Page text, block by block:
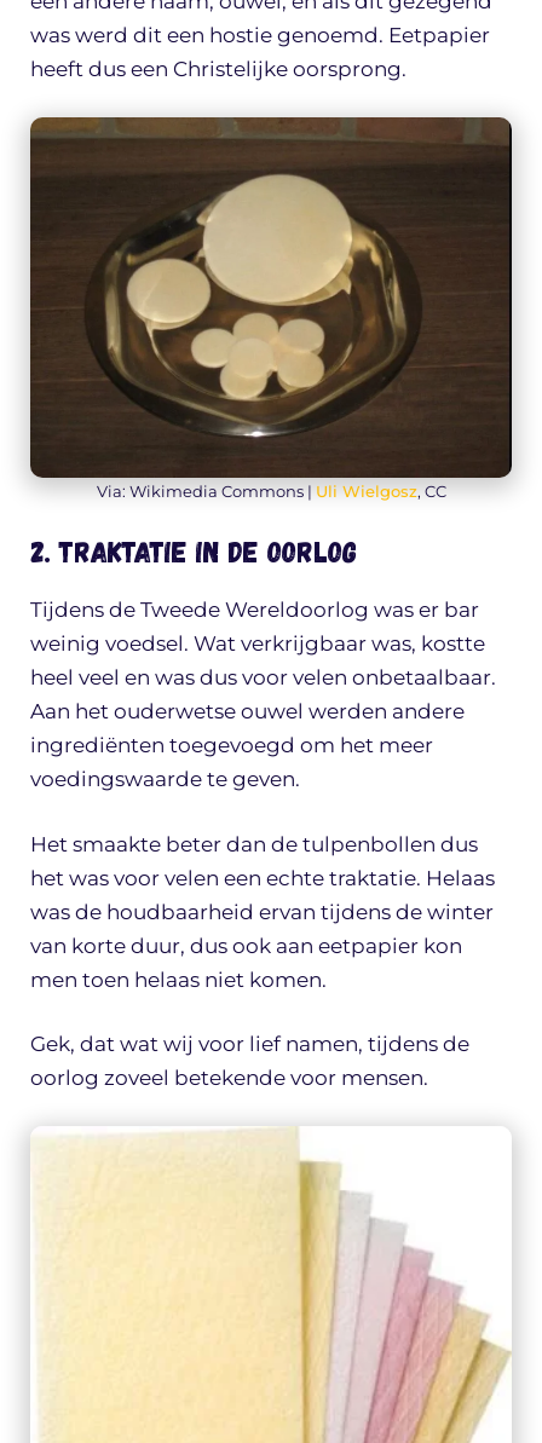
was werd dit een hostie genoemd. Eetpapier
heeft dus een Christelijke oorsprong.
Via: Wikimedia Commons | Uli Wielgosz, CC
2. Traktatie in de oorlog
Tijdens de Tweede Wereldoorlog was er bar
weinig voedsel. Wat verkrijgbaar was, kostte
heel veel en was dus voor velen onbetaalbaar.
Aan het ouderwetse ouwel werden andere
ingrediënten toegevoegd om het meer
voedingswaarde te geven.
Het smaakte beter dan de tulpenbollen dus
het was voor velen een echte traktatie. Helaas
was de houdbaarheid ervan tijdens de winter
van korte duur, dus ook aan eetpapier kon
men toen helaas niet komen.
Gek, dat wat wij voor lief namen, tijdens de
oorlog zoveel betekende voor mensen.